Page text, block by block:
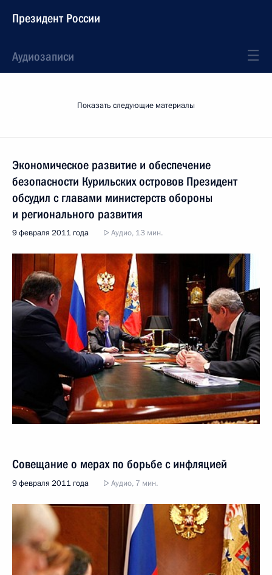
Президент России
Аудиозаписи
Показать следующие материалы
Экономическое развитие и обеспечение
безопасности Курильских островов Президент
обсудил с главами министерств обороны
и регионального развития
9 февраля 2011 года Аудио, 13 мин.
Совещание о мерах по борьбе с инфляцией
9 февраля 2011 года Аудио, 7 мин.